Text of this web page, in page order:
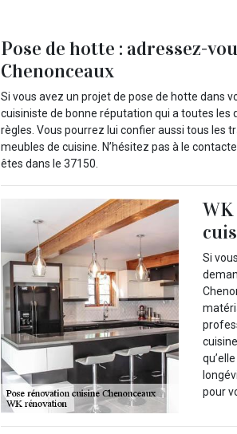
Pose de hotte : adressez-
Chenonceaux
Si vous avez un projet de pose de hotte dans
cuisiniste de bonne réputation qui a toutes
règles. Vous pourrez lui confier aussi tous les
meubles de cuisine. N’hésitez pas à le
êtes dans le 37150.
Si
pour